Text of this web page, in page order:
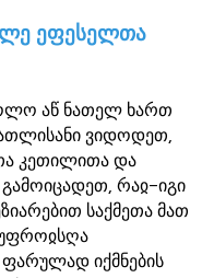
ეფესელთა
აწ ნათელ ხართ
ვიდოდეთ,
კეთილითა და
რაჲ-იგი
საქმეთა მათ
იქმნების